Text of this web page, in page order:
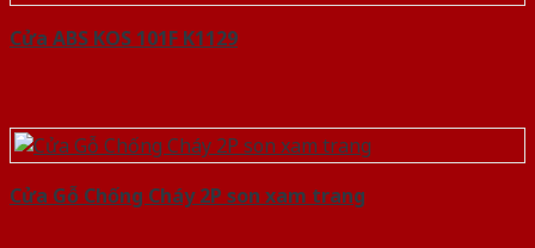
Cửa ABS KOS 101F K1129
Cửa Gỗ Chống Cháy 2P son xam trang